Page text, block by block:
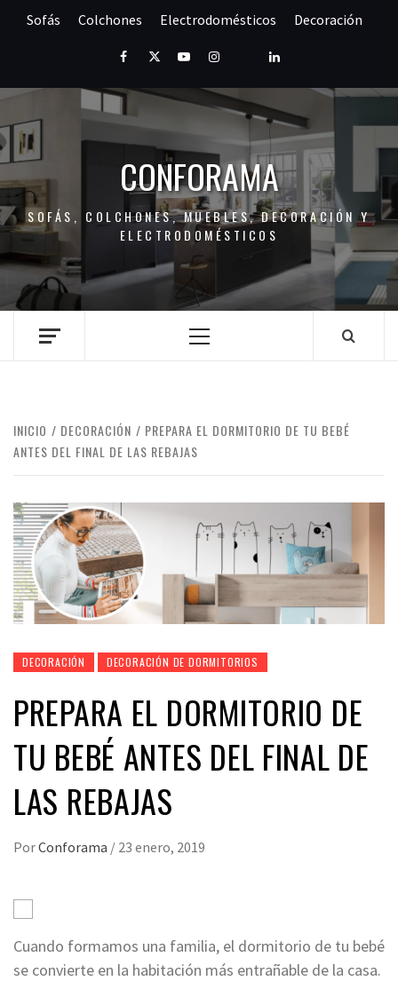
Sofás Colchones Electrodomésticos Decoración
FacebookTwitterYoutubeInstagramPinterestLinkedIn
CONFORAMA
SOFÁS, COLCHONES, MUEBLES, DECORACIÓN Y
ELECTRODOMÉSTICOS
Menú
INICIO DECORACIÓN
PREPARA EL DORMITORIO DE TU BEBÉ
ANTES DEL FINAL DE LAS REBAJAS
DECORACIÓN DECORACIÓN DE DORMITORIOS
PREPARA EL DORMITORIO DE
TU BEBÉ ANTES DEL FINAL DE
LAS REBAJAS
PorConforama / 23 enero, 2019
Cuando formamos una familia, el dormitorio de tu bebé
se convierte en la habitación más entrañable de la casa.